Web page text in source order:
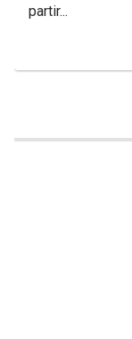
partir...